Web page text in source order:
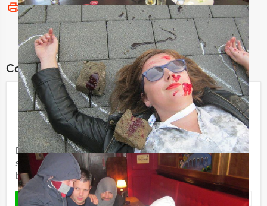
Bekijk printbare versie
Combineer dit uitje met:
GPS Step Speurtocht in Utrecht
Vanaf€ 32,50 p.p. excl. BTW
Vanaf 12 personen ‐ 3 uur
De GPS Step Speurtocht van Domstad Evenementen is
sportief steppen door het centrum van Utrecht, met
behulp van een ultramoderne GPS ontvanger.
LEES MEER Favoriet